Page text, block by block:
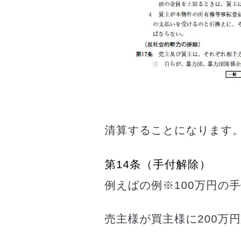
清算することになります。
第14条（手付解除）
例えばの例※100万円の
売主様が買主様に200万